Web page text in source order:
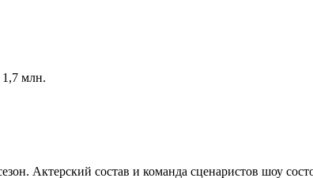
1,7 млн.
Актерский состав и команда сценаристов шоу